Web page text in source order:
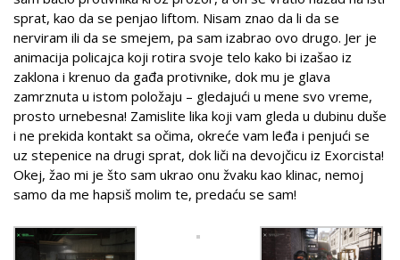
sprat, kao da se penjao liftom. Nisam znao da li da se
nerviram ili da se smejem, pa sam izabrao ovo drugo. Jer je
animacija policajca koji rotira svoje telo kako bi izašao iz
zaklona i krenuo da gađa protivnike, dok mu je glava
zamrznuta u istom položaju – gledajući u mene svo vreme,
prosto urnebesna! Zamislite lika koji vam gleda u dubinu duše
i ne prekida kontakt sa očima, okreće vam leđa i penjući se
uz stepenice na drugi sprat, dok liči na devojčicu iz Exorcista!
Okej, žao mi je što sam ukrao onu žvaku kao klinac, nemoj
samo da me hapsiš molim te, predaću se sam!